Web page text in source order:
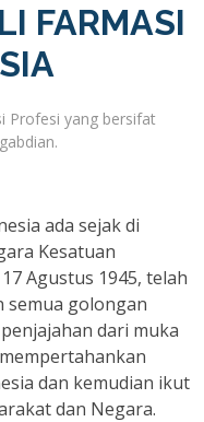
FARMASI
Profesi yang bersifat
ada sejak di
Kesatuan
Agustus 1945, telah
semua golongan
dari muka
dan kemudian ikut
dan Negara.